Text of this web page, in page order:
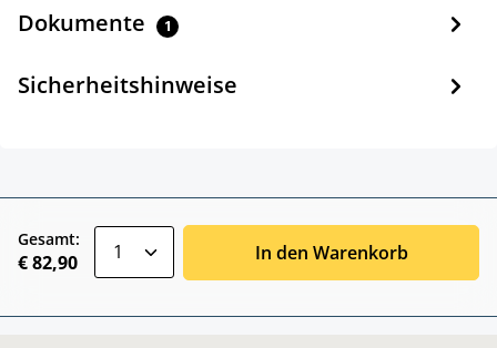
Dokumente 1
Sicherheitshinweise
Gesamt:
€ 82,90 In den Warenkorb